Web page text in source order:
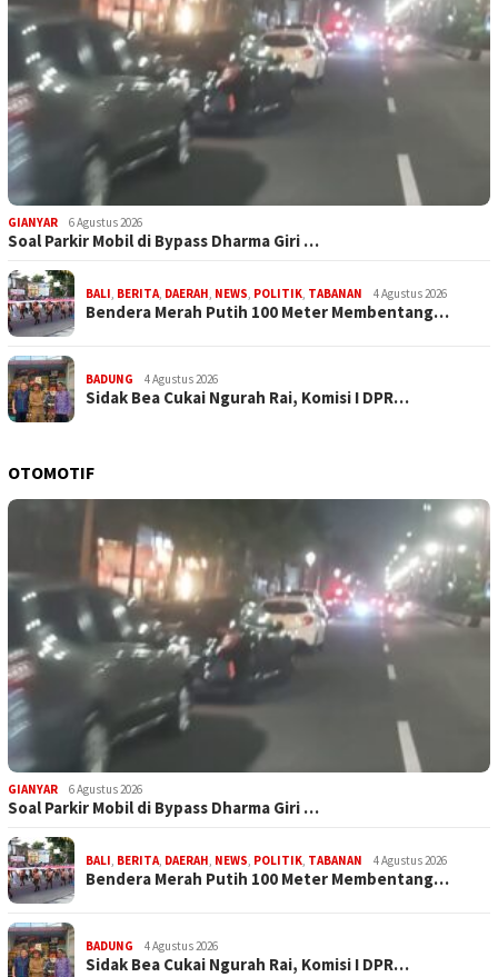
GIANYAR 6 Agustus 2026
Soal Parkir Mobil di Bypass Dharma Giri …
BALI, BERITA, DAERAH, NEWS, POLITIK, TABANAN 4 Agustus 2026
Bendera Merah Putih 100 Meter Membentang…
BADUNG 4 Agustus 2026
Sidak Bea Cukai Ngurah Rai, Komisi I DPR…
OTOMOTIF
GIANYAR 6 Agustus 2026
Soal Parkir Mobil di Bypass Dharma Giri …
BALI, BERITA, DAERAH, NEWS, POLITIK, TABANAN 4 Agustus 2026
Bendera Merah Putih 100 Meter Membentang…
BADUNG 4 Agustus 2026
Sidak Bea Cukai Ngurah Rai, Komisi I DPR…